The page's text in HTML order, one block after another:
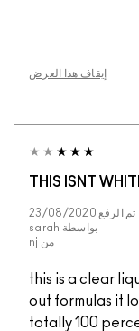
إيقاف هذا العرض
THIS ISNT
تم الرفع 23/08/2020
بواسطة sarah
منnj
this is a clear
out formulas it
totally 100